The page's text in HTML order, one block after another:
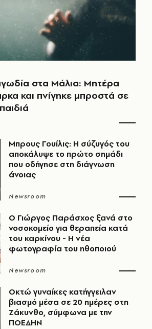
στα Μάλια: Μητέρα
και πνίγηκε μπροστά σε
Μπρους Γουίλις: Η σύζυγός του
αποκάλυψε το πρώτο σημάδι
που οδήγησε στη διάγνωση
άνοιας
Newsroom
O Γιώργος Παράσχος ξανά στο
νοσοκομείο για θεραπεία κατά
του καρκίνου - Η νέα
φωτογραφία του ηθοποιού
Newsroom
Οκτώ γυναίκες κατήγγειλαν
βιασμό μέσα σε 20 ημέρες στη
Ζάκυνθο, σύμφωνα με την
ΠΟΕΔΗΝ